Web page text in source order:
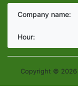
Company name:
Hour:
Copyright © 2026